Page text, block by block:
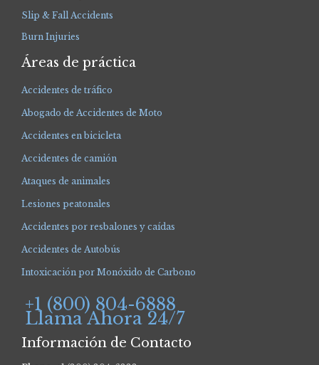
Slip & Fall Accidents
Burn Injuries
Áreas de práctica
Accidentes de tráfico
Abogado de Accidentes de Moto
Accidentes en bicicleta
Accidentes de camión
Ataques de animales
Lesiones peatonales
Accidentes por resbalones y caídas
Accidentes de Autobús
Intoxicación por Monóxido de Carbono
+1 (800) 804-6888
Llama Ahora 24/7
Información de Contacto